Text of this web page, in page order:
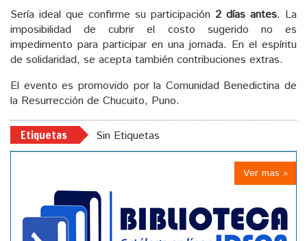
Sería ideal que confirme su participación 2 días antes. La
imposibilidad de cubrir el costo sugerido no es
impedimento para participar en una jornada. En el espíritu
de solidaridad, se acepta también contribuciones extras.
El evento es promovido por la Comunidad Benedictina de
la Resurrección de Chucuito, Puno.
Etiquetas Sin Etiquetas
Ver mas »